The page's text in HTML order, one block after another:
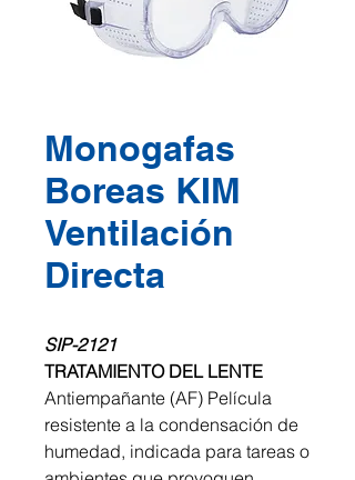
Monogafas
Boreas KIM
Ventilación
Directa
SIP-2121
TRATAMIENTO DEL LENTE
Antiempañante (AF) Película
resistente a la condensación de
humedad, indicada para tareas o